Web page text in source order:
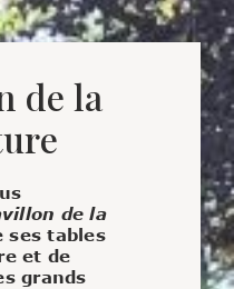
de la
de la
ses tables
et de
grands